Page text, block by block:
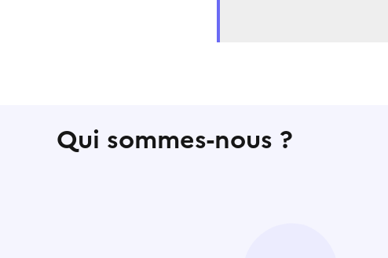
Qui sommes-nous ?